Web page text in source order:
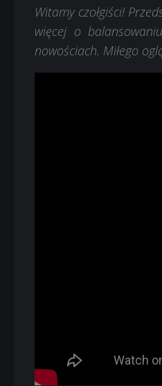
Witamy czołgiści!
więcej o
nowościach. Miłego